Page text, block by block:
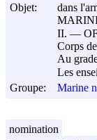
Objet:
dans
II. ―
Corps
Au
Les
Groupe:
Marine
nomination